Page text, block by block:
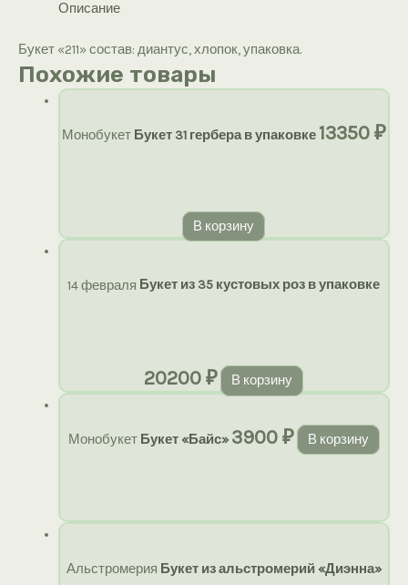
Описание
Букет «211» состав: диантус, хлопок, упаковка.
Похожие товары
Монобукет Букет 31 гербера в упаковке 13350₽
В корзину
14 февраля Букет из 35 кустовых роз в упаковке
20200₽ В корзину
Монобукет Букет «Байс» 3900₽ В корзину
Альстромерия Букет из альстромерий «Диэнна»